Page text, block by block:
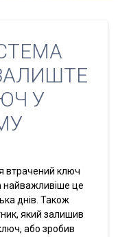
У
втрачений ключ
найважливіше це
днів. Також
який залишив
або зробив